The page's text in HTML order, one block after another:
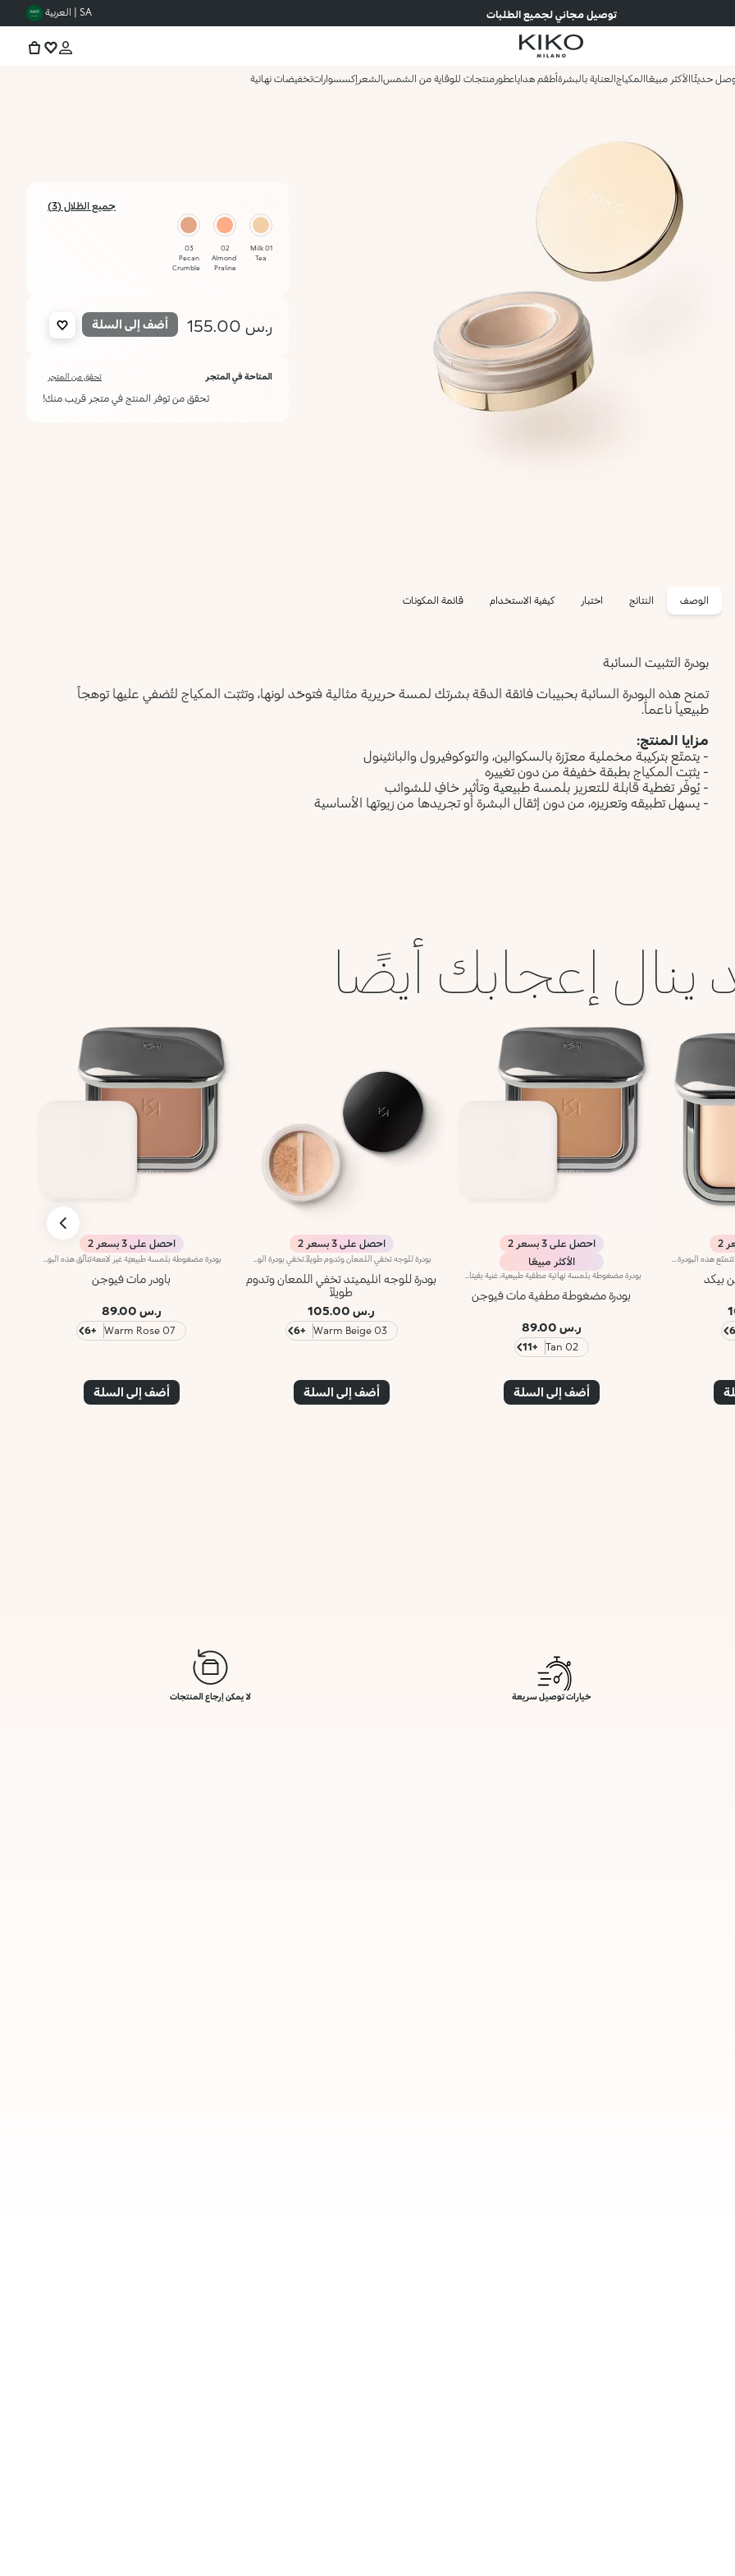
توصيل مجاني لجميع الطلبات SA | العربية
حديثًاالأكثر مبيعًاالمكياجالعناية بالبشرةأطقم هداياعطورمنتجات للوقاية من الشمسالشعر إكسسواراتتخفيضات نهائية
جميع الظلال (3)
01 Milk
Tea
02
Almond
Praline
03
Pecan
Crumble
ر.س 155.00 أضف إلى السلة
المتاحة في المتجر تحقق من المتجر
تحقق من توفر المنتج في متجر قريب منك!
الوصف النتائج اختبار كيفية الاستخدام قائمة المكونات
بودرة التثبيت السائبة
تمنح هذه البودرة السائبة بحبيبات فائقة الدقة بشرتك لمسة حريرية مثالية فتوحّد لونها، وتثبّت المكياج لتُضفي عليها توهجاً
طبيعياً ناعماً.
مزايا المنتج:
- يتمتّع بتركيبة مخملية معزّزة بالسكوالين، والتوكوفيرول والبانثينول
- يثبّت المكياج بطبقة خفيفة من دون تغييره
- يُوفّر تغطية قابلة للتعزيز بلمسة طبيعية وتأثير خافٍ للشوائب
- يسهل تطبيقه وتعزيزه، من دون إثقال البشرة أو تجريدها من زيوتها الأساسية
ينال إعجابك أيضًا
بيكد
احصل على 3 بسعر 2
الأكثر مبيعًا
بودرة مضغوطة مطفية مات فيوجن
ر.س 89.00
02 Tan
+11
أضف إلى السلة
احصل على 3 بسعر 2
بودرة للوجه انليميتد تخفي اللمعان وتدوم
طويلاً
ر.س 105.00
03 Warm Beige
+6
أضف إلى السلة
احصل على 3 بسعر 2
باودر مات فيوجن
ر.س 89.00
07 Warm Rose
+6
أضف إلى السلة
خيارات توصيل سريعة لا يمكن إرجاع المنتجات